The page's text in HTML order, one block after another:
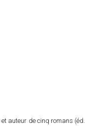
auteur de cinq romans (éd.